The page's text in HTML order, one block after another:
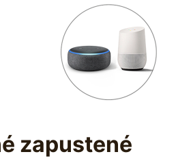
zapustené